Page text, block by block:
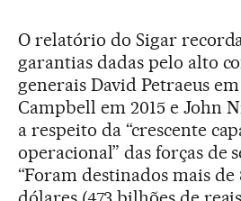
O relatório do Sigar
garantias dadas pelo alto
generais David Petraeus em
Campbell em 2015 e John
a respeito da “crescente
operacional” das forças de
“Foram destinados mais